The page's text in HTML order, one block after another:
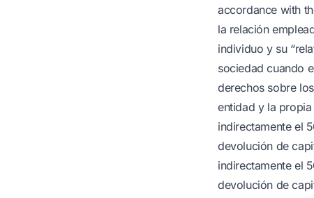
accordance with
la relación
individuo y su
sociedad cuando
derechos sobre
entidad y la
indirectamente el
devolución de
indirectamente el
devolución de